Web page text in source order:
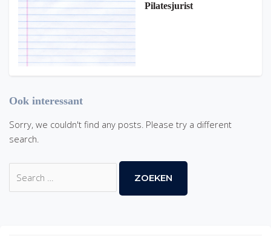
Pilatesjurist
Ook interessant
Sorry, we couldn't find any posts. Please try a different
search.
naar: